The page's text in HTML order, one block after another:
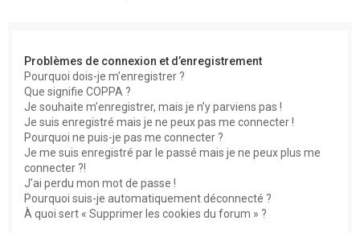
Problèmes de connexion et d’enregistrement
Pourquoi dois-je m’enregistrer ?
Que signifie COPPA ?
Je souhaite m’enregistrer, mais je n’y parviens pas !
Je suis enregistré mais je ne peux pas me connecter !
Pourquoi ne puis-je pas me connecter ?
Je me suis enregistré par le passé mais je ne peux plus me
connecter ?!
J’ai perdu mon mot de passe !
Pourquoi suis-je automatiquement déconnecté ?
À quoi sert « Supprimer les cookies du forum » ?